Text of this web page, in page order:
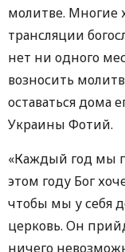
молитве. Многие
трансляции
нет ни одного
возносить
оставаться дома
Украины Фотий.
«Каждый год мы
этом году Бог
чтобы мы у себя
церковь. Он
ничего